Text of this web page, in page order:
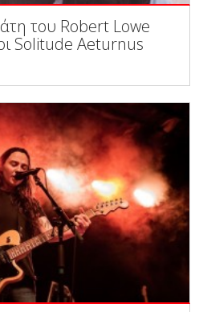
του Robert Lowe
Solitude Aeturnus